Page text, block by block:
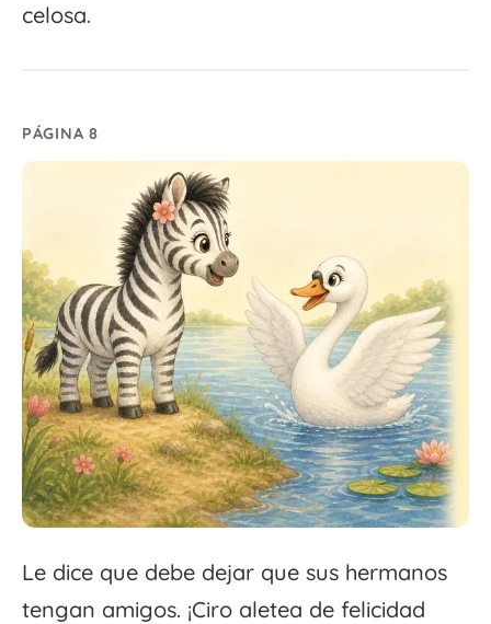
celosa.
PÁGINA 8
Le dice que debe dejar que sus hermanos
tengan amigos. ¡Ciro aletea de felicidad